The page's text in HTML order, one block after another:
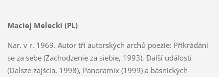
Maciej Melecki (PL)
Nar. v r. 1969. Autor tří autorských archů poezie: Přikrádání
se za sebe (Zachodzenie za siebie, 1993), Další události
(Dalsze zajścia, 1998), Panoramix (1999) a básnických